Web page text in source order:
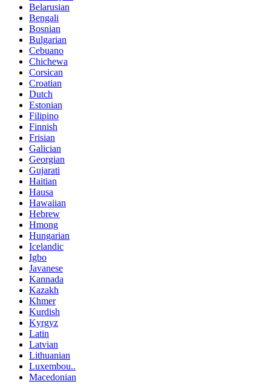
Belarusian
Bengali
Bosnian
Bulgarian
Cebuano
Chichewa
Corsican
Croatian
Dutch
Estonian
Filipino
Finnish
Frisian
Galician
Georgian
Gujarati
Haitian
Hausa
Hawaiian
Hebrew
Hmong
Hungarian
Icelandic
Igbo
Javanese
Kannada
Kazakh
Khmer
Kurdish
Kyrgyz
Latin
Latvian
Lithuanian
Luxembou..
Macedonian